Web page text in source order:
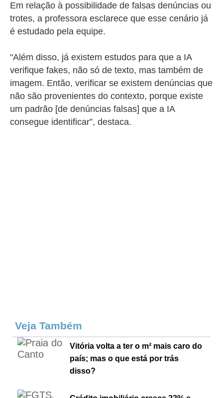
Em relação à possibilidade de falsas denúncias ou
trotes, a professora esclarece que esse cenário já
é estudado pela equipe.
"Além disso, já existem estudos para que a IA
verifique fakes, não só de texto, mas também de
imagem. Então, verificar se existem denúncias que
não são provenientes do contexto, porque existe
um padrão [de denúncias falsas] que a IA
consegue identificar”, destaca.
Veja Também
Vitória volta a ter o m² mais caro do
país; mas o que está por trás
disso?